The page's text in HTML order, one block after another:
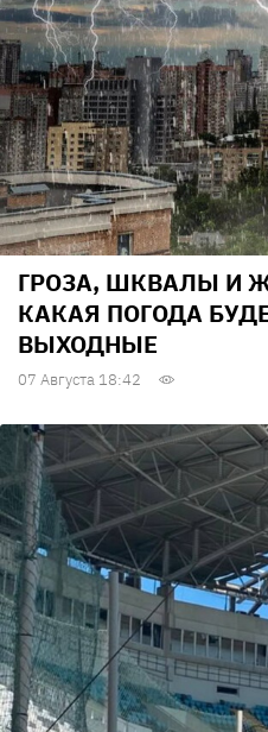
ГРОЗА, ШКВАЛЫ И
КАКАЯ ПОГОДА
ВЫХОДНЫЕ
07 Августа 18:42